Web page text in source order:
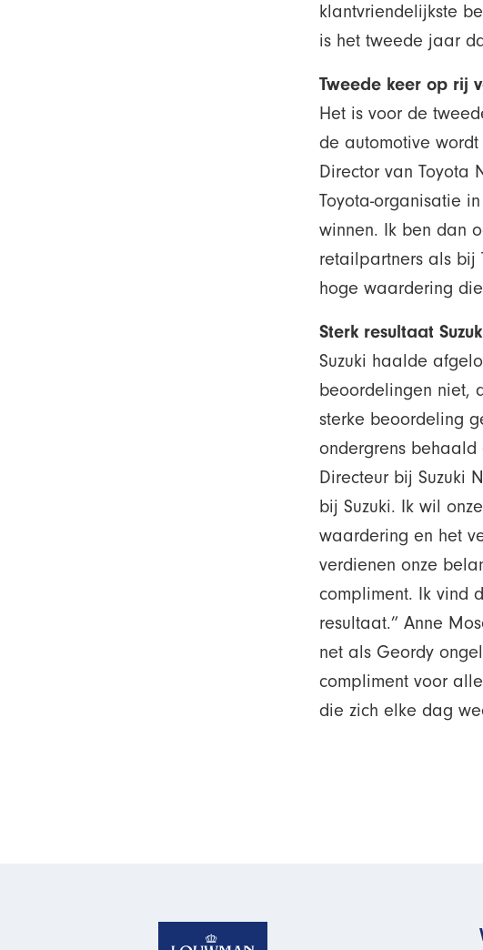
klantvriendelijkste
is het tweede jaar
Tweede keer op rij
Het is voor de
de automotive
Director van Toyota
Toyota-organisatie
winnen. Ik ben dan
retailpartners als bij
hoge waardering
Sterk resultaat
Suzuki haalde
beoordelingen niet,
sterke beoordeling
ondergrens behaald
Directeur bij Suzuki
bij Suzuki. Ik wil
waardering en het
verdienen onze
compliment. Ik vind
resultaat.” Anne
net als Geordy
compliment voor
die zich elke dag